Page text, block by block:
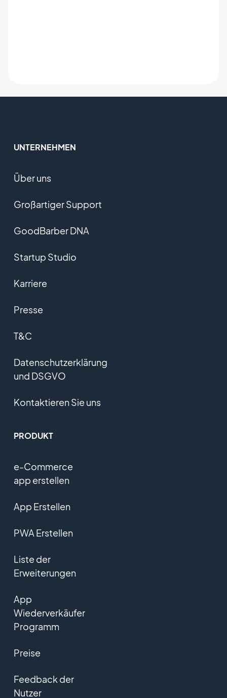
UNTERNEHMEN
Über uns
Großartiger Support
GoodBarber DNA
Startup Studio
Karriere
Presse
T&C
Datenschutzerklärung
und DSGVO
Kontaktieren Sie uns
PRODUKT
e-Commerce
app erstellen
App Erstellen
PWA Erstellen
Liste der
Erweiterungen
App
Wiederverkäufer
Programm
Preise
Feedback der
Nutzer